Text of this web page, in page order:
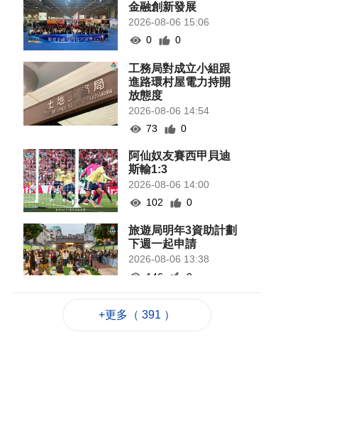
金融創新發展
2026-08-06 15:06
0
0
工務局對成立小組跟
進路環村屋電力持開
放態度
2026-08-06 14:54
73
0
阿仙奴友賽西甲貝迪
斯輸1:3
2026-08-06 14:00
102
0
旅遊局明年3資助計劃
下週一起申請
2026-08-06 13:38
146
0
割傷 酒店保安同受傷
+更多（ 391 ）